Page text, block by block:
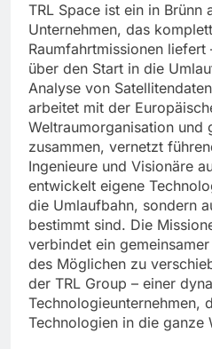
TRL Space ist ein in Brünn
Unternehmen, das
Raumfahrtmissionen
über den Start in die
Analyse von
arbeitet mit der
Weltraumorganisation und
zusammen, vernetzt
Ingenieure und Visionäre
entwickelt eigene
die Umlaufbahn, sondern
bestimmt sind. Die
verbindet ein
des Möglichen zu
der TRL Group – einer
Technologieunternehmen,
Technologien in die ganze